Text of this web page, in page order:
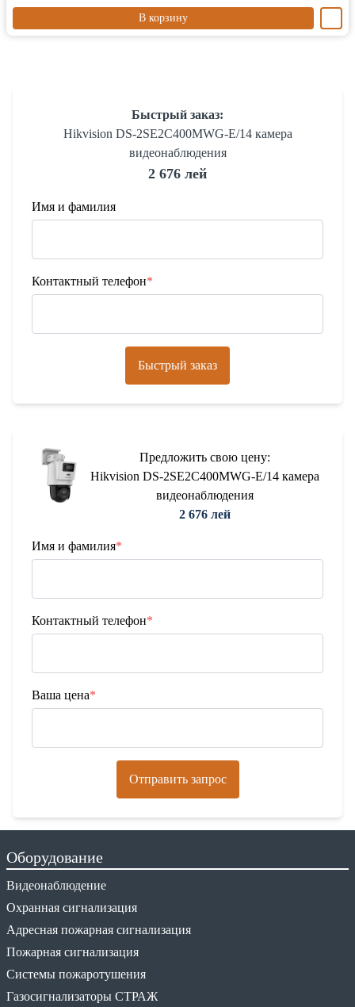
В корзину
Быстрый заказ:
Hikvision DS-2SE2C400MWG-E/14 камера
видеонаблюдения
2 676 лей
Имя и фамилия
Контактный телефон*
Быстрый заказ
Предложить свою цену:
Hikvision DS-2SE2C400MWG-E/14 камера
видеонаблюдения
2 676 лей
Имя и фамилия*
Контактный телефон*
Ваша цена*
Отправить запрос
Оборудование
Видеонаблюдение
Охранная сигнализация
Адресная пожарная сигнализация
Пожарная сигнализация
Системы пожаротушения
Газосигнализаторы СТРАЖ